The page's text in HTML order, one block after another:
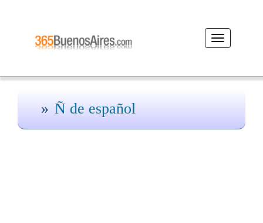
Desplegar
navegación
Ñ de español